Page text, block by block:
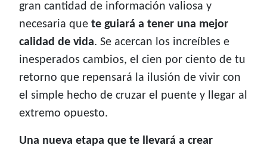
gran cantidad de información valiosa y
necesaria que te guiará a tener una mejor
calidad de vida. Se acercan los increíbles e
inesperados cambios, el cien por ciento de tu
retorno que repensará la ilusión de vivir con
el simple hecho de cruzar el puente y llegar al
extremo opuesto.
Una nueva etapa que te llevará a crear